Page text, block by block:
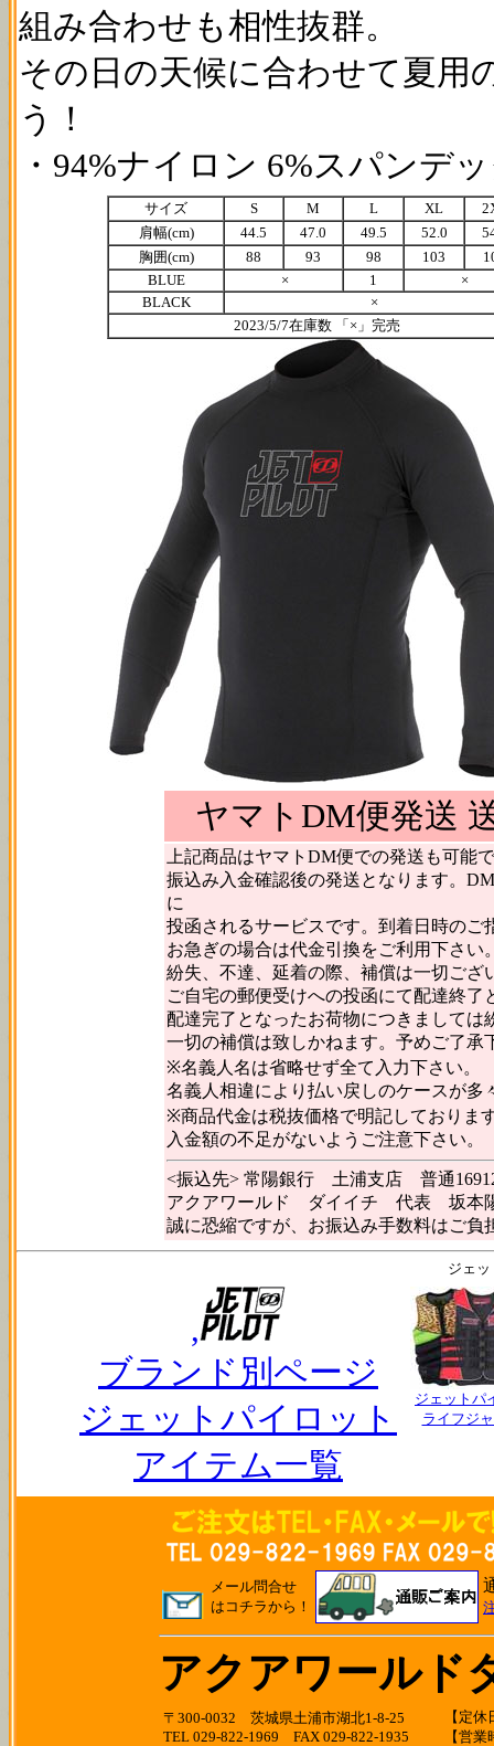
組み合わせも相性抜群。
その日の天候に合わせて夏用
う！
・94%ナイロン 6%スパン
サイズ S M L XL
肩幅(cm)
44.5 47.0 49.5 52.0
胸囲(cm)
88 93 98 103
BLUE
× 1
×
BLACK
×
2023/5/7在庫数 「×」完売
ヤマトDM便発送
上記商品はヤマトDM便での発送も可能
振込み入金確認後の発送となります。
に
投函されるサービスです。到着日時のご
お急ぎの場合は代金引換をご利用下さい
紛失、不達、延着の際、補償は一切ござ
ご自宅の郵便受けへの投函にて配達終了
配達完了となったお荷物につきましては
一切の補償は致しかねます。予めご了承
※名義人名は省略せず全て入力下さい。
名義人相違により払い戻しのケースが多
※商品代金は税抜価格で明記しておりま
入金額の不足がないようご注意下さい。
<振込先> 常陽銀行 土浦支店 普通
アクアワールド ダイイチ 代表 坂本
誠に恐縮ですが、お振込み手数料はご負
ジェ
,
ブランド別ページ
ジェットパイロット
アイテム一覧
ジェットパ
ライフジ
メール問合せ
はコチラから！
アクアワールド
〒300-0032 茨城県土浦市湖北1-8-25
TEL 029-822-1969 FAX 029-822-1935
【定休
【営業